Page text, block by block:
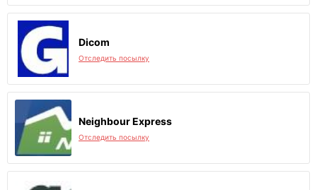
Dicom
Отследить посылку
Neighbour Express
Отследить посылку